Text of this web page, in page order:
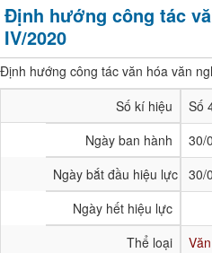
Định hướng công tác
IV/2020
Định hướng công tác văn hóa văn
Số kí hiệu
Số
Ngày ban hành
30/
Ngày bắt đầu hiệu lực 30/
Ngày hết hiệu lực
Thể loại